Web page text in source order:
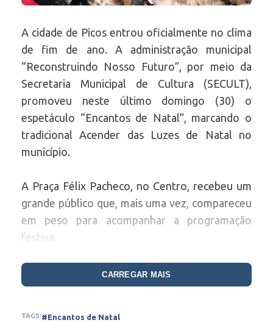
A cidade de Picos entrou oficialmente no clima
de fim de ano. A administração municipal
“Reconstruindo Nosso Futuro”, por meio da
Secretaria Municipal de Cultura (SECULT),
promoveu neste último domingo (30) o
espetáculo “Encantos de Natal”, marcando o
tradicional Acender das Luzes de Natal no
município.
A Praça Félix Pacheco, no Centro, recebeu um
grande público que, mais uma vez, compareceu
em peso para acompanhar a programação
festiva.
CARREGAR MAIS
TAGS:#Encantos de Natal